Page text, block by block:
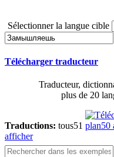
Sélectionner la langue cible
Télécharger traducteur
Traducteur,
plus de 20
Traductions: tous51 plan50
afficher